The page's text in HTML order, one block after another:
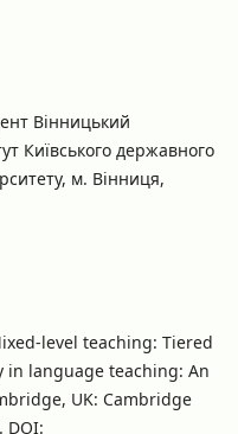
Вінницький
Київського державного
м. Вінниця,
level teaching: Tiered
in language teaching: An
UK: Cambridge
DOI: